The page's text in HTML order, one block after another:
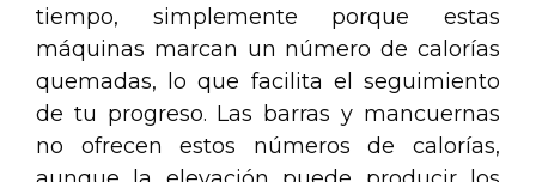
tiempo, simplemente porque estas
máquinas marcan un número de calorías
quemadas, lo que facilita el seguimiento
de tu progreso. Las barras y mancuernas
no ofrecen estos números de calorías,